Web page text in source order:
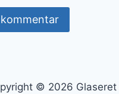
© 2026 Glaseret